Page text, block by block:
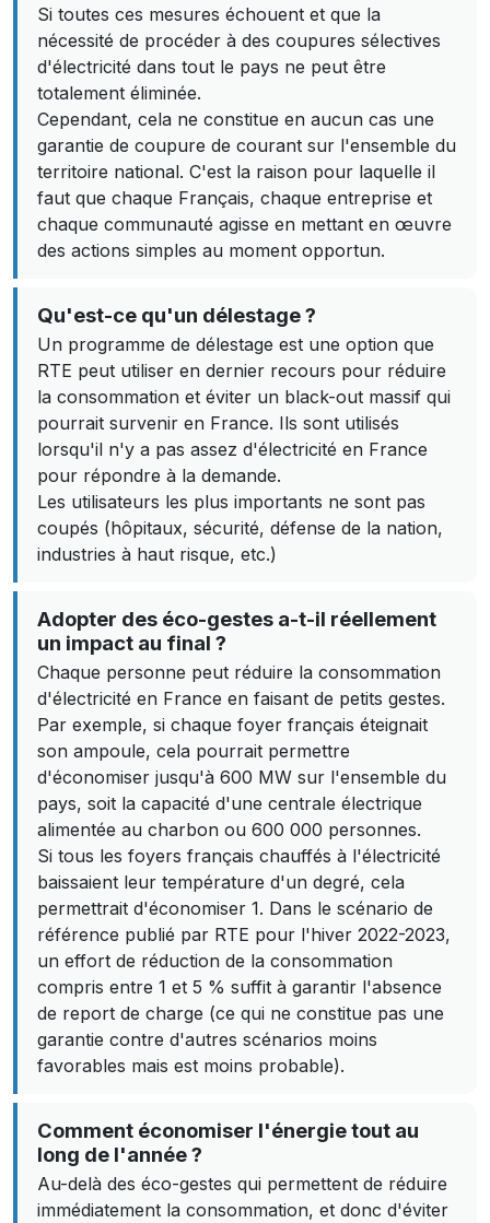
Si toutes ces mesures échouent et que la
nécessité de procéder à des coupures sélectives
d'électricité dans tout le pays ne peut être
totalement éliminée.
Cependant, cela ne constitue en aucun cas une
garantie de coupure de courant sur l'ensemble du
territoire national. C'est la raison pour laquelle il
faut que chaque Français, chaque entreprise et
chaque communauté agisse en mettant en œuvre
des actions simples au moment opportun.
Qu'est-ce qu'un délestage ?
Un programme de délestage est une option que
RTE peut utiliser en dernier recours pour réduire
la consommation et éviter un black-out massif qui
pourrait survenir en France. Ils sont utilisés
lorsqu'il n'y a pas assez d'électricité en France
pour répondre à la demande.
Les utilisateurs les plus importants ne sont pas
coupés (hôpitaux, sécurité, défense de la nation,
industries à haut risque, etc.)
Adopter des éco-gestes a-t-il réellement
un impact au final ?
Chaque personne peut réduire la consommation
d'électricité en France en faisant de petits gestes.
Par exemple, si chaque foyer français éteignait
son ampoule, cela pourrait permettre
d'économiser jusqu'à 600 MW sur l'ensemble du
pays, soit la capacité d'une centrale électrique
alimentée au charbon ou 600 000 personnes.
Si tous les foyers français chauffés à l'électricité
baissaient leur température d'un degré, cela
permettrait d'économiser 1. Dans le scénario de
référence publié par RTE pour l'hiver 2022-2023,
un effort de réduction de la consommation
compris entre 1 et 5 % suffit à garantir l'absence
de report de charge (ce qui ne constitue pas une
garantie contre d'autres scénarios moins
favorables mais est moins probable).
Comment économiser l'énergie tout au
long de l'année ?
Au-delà des éco-gestes qui permettent de réduire
immédiatement la consommation, et donc d'éviter